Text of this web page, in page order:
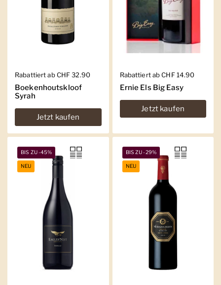
Regulärer Preis
Rabattiert ab CHF 32.90
Boekenhoutskloof
Syrah
Jetzt kaufen
Regulärer Preis
Rabattiert ab CHF 14.90
Ernie Els Big Easy
Jetzt kaufen
BIS ZU -45%
NEU
BIS ZU -29%
NEU